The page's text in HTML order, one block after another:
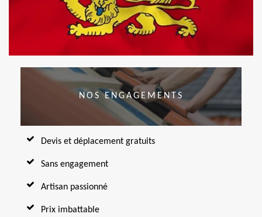
NOS ENGAGEMENTS
Devis et déplacement gratuits
Sans engagement
Artisan passionné
Prix imbattable